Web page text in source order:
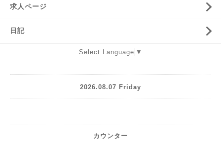
求人ページ
日記
Select Language ▼
2026.08.07 Friday
カウンター